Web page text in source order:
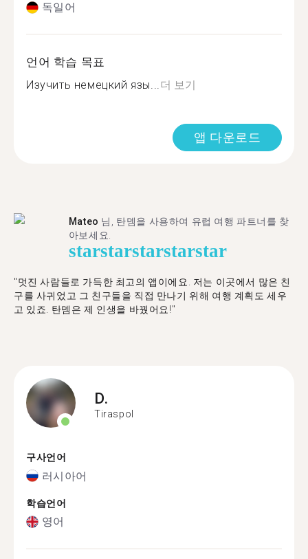
독일어
언어 학습 목표
Изучить немецкий язы...더 보기
앱 다운로드
Mateo 님, 탄뎀을 사용하여 유럽 여행 파트너를 찾
아보세요.
starstarstarstarstar
"멋진 사람들로 가득한 최고의 앱이에요. 저는 이곳에서 많은 친
구를 사귀었고 그 친구들을 직접 만나기 위해 여행 계획도 세우
고 있죠. 탄뎀은 제 인생을 바꿨어요!"
D.
Tiraspol
구사언어
러시아어
학습언어
영어